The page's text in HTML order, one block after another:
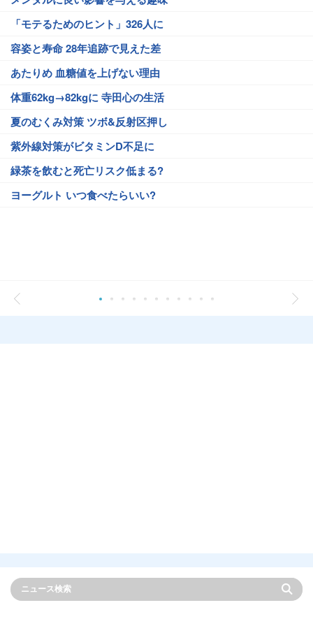
「モテるためのヒント」326人に
容姿と寿命 28年追跡で見えた差
あたりめ 血糖値を上げない理由
体重62kg→82kgに 寺田心の生活
夏のむくみ対策 ツボ&反射区押し
紫外線対策がビタミンD不足に
緑茶を飲むと死亡リスク低まる?
ヨーグルト いつ食べたらいい?